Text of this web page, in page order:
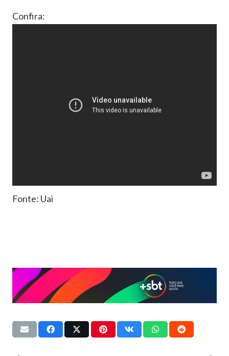
Confira:
Fonte: Uai